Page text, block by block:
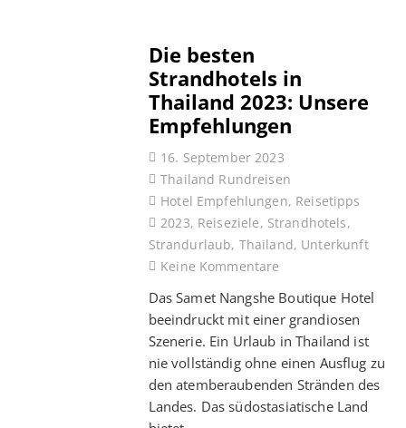
Die besten
Strandhotels in
Thailand 2023: Unsere
Empfehlungen
16. September 2023
Thailand Rundreisen
Hotel Empfehlungen, Reisetipps
2023, Reiseziele, Strandhotels,
Strandurlaub, Thailand, Unterkunft
Keine Kommentare
Das Samet Nangshe Boutique Hotel
beeindruckt mit einer grandiosen
Szenerie. Ein Urlaub in Thailand ist
nie vollständig ohne einen Ausflug zu
den atemberaubenden Stränden des
Landes. Das südostasiatische Land